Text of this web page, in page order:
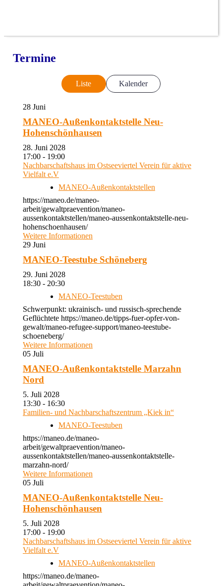
Termine
Liste Kalender
28 Juni
MANEO-Außenkontaktstelle Neu-
Hohenschönhausen
28. Juni 2028
17:00 - 19:00
Nachbarschaftshaus im Ostseeviertel Verein für aktive
Vielfalt e.V
MANEO-Außenkontaktstellen
https://maneo.de/maneo-
arbeit/gewaltpraevention/maneo-
aussenkontaktstellen/maneo-aussenkontaktstelle-neu-
hohenschoenhausen/
Weitere Informationen
29 Juni
MANEO-Teestube Schöneberg
29. Juni 2028
18:30 - 20:30
MANEO-Teestuben
Schwerpunkt: ukrainisch- und russisch-sprechende
Geflüchtete https://maneo.de/tipps-fuer-opfer-von-
gewalt/maneo-refugee-support/maneo-teestube-
schoeneberg/
Weitere Informationen
05 Juli
MANEO-Außenkontaktstelle Marzahn
Nord
5. Juli 2028
13:30 - 16:30
Familien- und Nachbarschaftszentrum „Kiek in“
MANEO-Teestuben
https://maneo.de/maneo-
arbeit/gewaltpraevention/maneo-
aussenkontaktstellen/maneo-aussenkontaktstelle-
marzahn-nord/
Weitere Informationen
05 Juli
MANEO-Außenkontaktstelle Neu-
Hohenschönhausen
5. Juli 2028
17:00 - 19:00
Nachbarschaftshaus im Ostseeviertel Verein für aktive
Vielfalt e.V
MANEO-Außenkontaktstellen
https://maneo.de/maneo-